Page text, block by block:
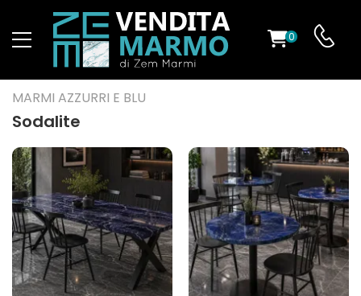
0
MARMI AZZURRI E BLU
Sodalite